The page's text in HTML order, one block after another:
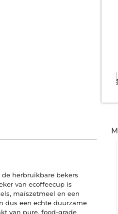
herbruikbare bekers
van ecoffeecup is
maïszetmeel en een
dus een echte duurzame
van pure, food-grade